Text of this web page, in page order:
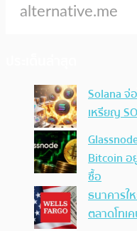
Solana จ่
เหรียญ
Bitcoin อ
ซื้อ
ธนาคารใ
ตลาดโทเ